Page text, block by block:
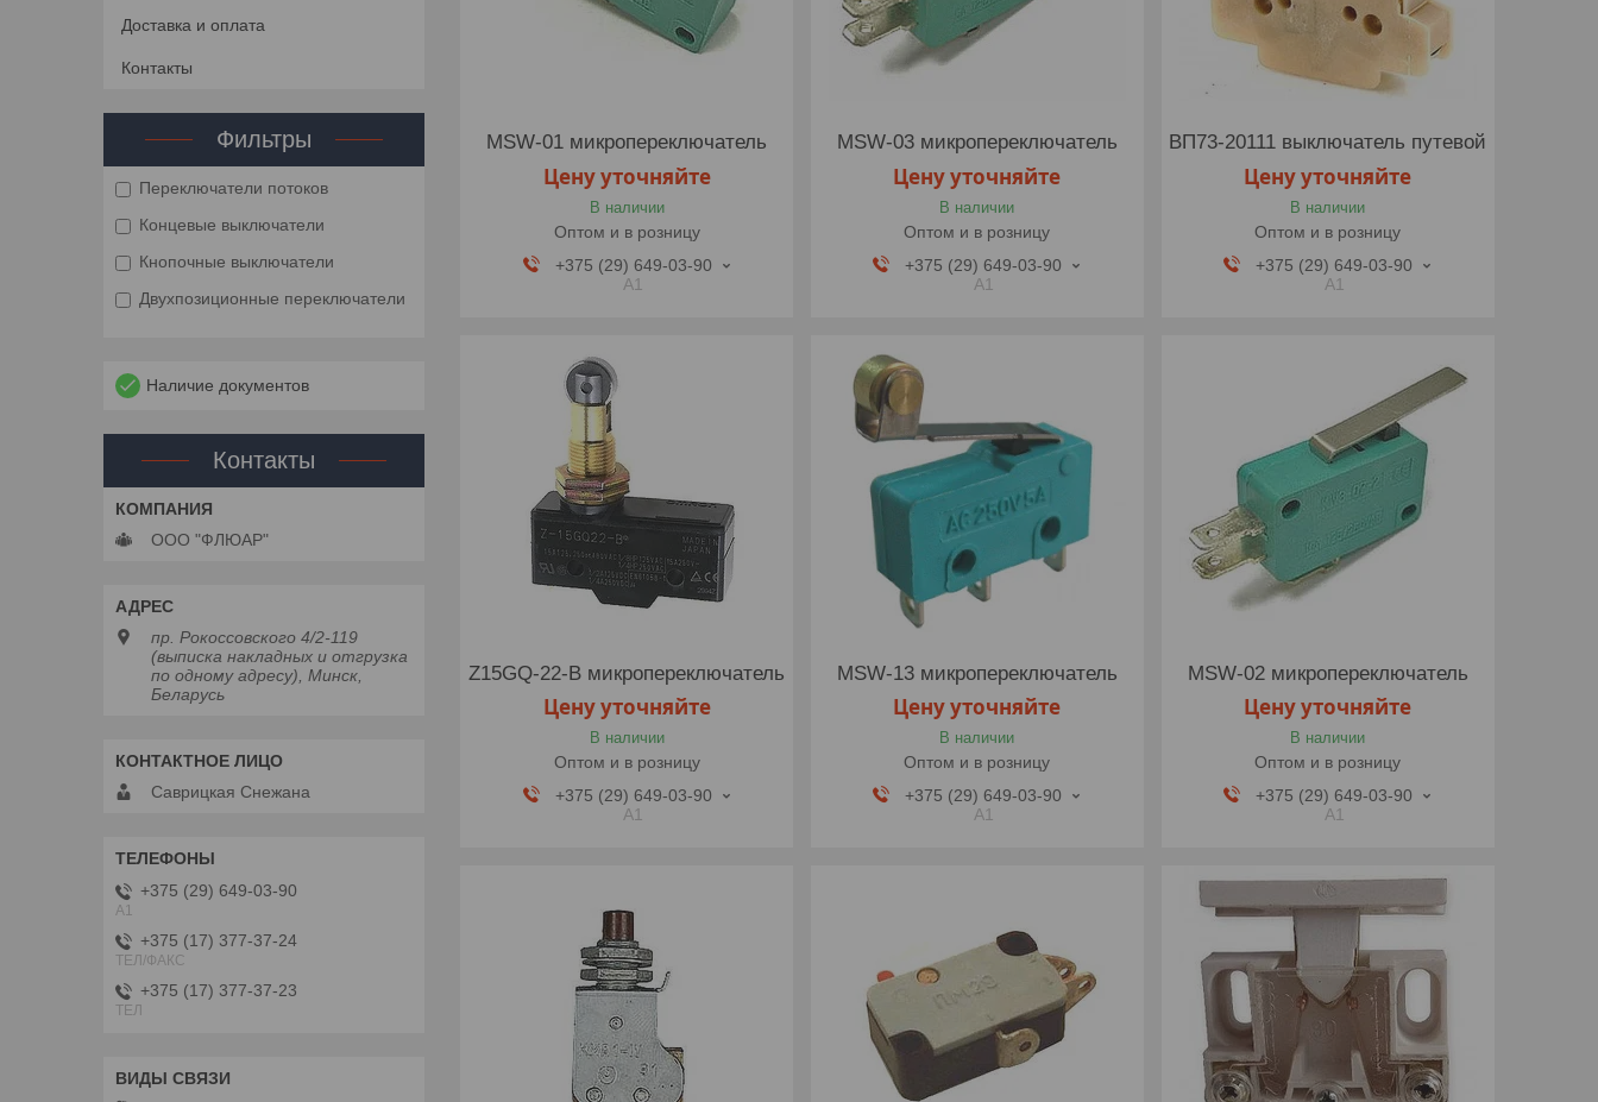
MSW-01 микропереключатель
Цену уточняйте
В наличии
Оптом и в розницу
+375 (29) 649-03-90
A1
MSW-03 микропереключатель
Цену уточняйте
В наличии
Оптом и в розницу
+375 (29) 649-03-90
A1
ВП73-20111 выключатель путевой
Цену уточняйте
В наличии
Оптом и в розницу
+375 (29) 649-03-90
A1
Z15GQ-22-B микропереключатель
Цену уточняйте
В наличии
Оптом и в розницу
+375 (29) 649-03-90
A1
MSW-13 микропереключатель
Цену уточняйте
В наличии
Оптом и в розницу
+375 (29) 649-03-90
A1
MSW-02 микропереключатель
Цену уточняйте
В наличии
Оптом и в розницу
+375 (29) 649-03-90
A1
Доставка и оплата
Контакты
Фильтры
Переключатели потоков
Концевые выключатели
Кнопочные выключатели
Двухпозиционные переключатели
Наличие документов
Контакты
ООО "ФЛЮАР"
пр. Рокоссовского 4/2-119
(выписка накладных и отгрузка
по одному адресу), Минск,
Беларусь
Саврицкая Снежана
+375 (29) 649-03-90
A1
+375 (17) 377-37-24
ТЕЛ/ФАКС
+375 (17) 377-37-23
ТЕЛ